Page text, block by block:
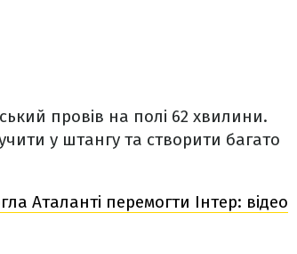
провів на полі 62 хвилини.
у штангу та створити багато
Аталанті перемогти Інтер: відео